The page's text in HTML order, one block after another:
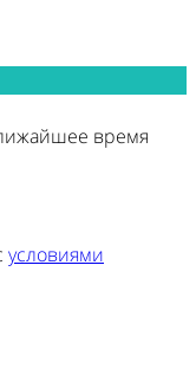
время
условиями